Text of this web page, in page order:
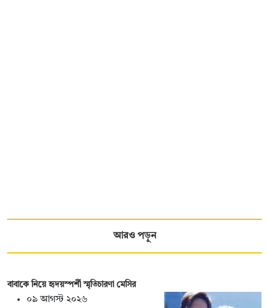
আরও পড়ুন
বাবাকে নিয়ে হৃদয়স্পর্শী স্মৃতিচারণা মেসির
০৯ আগস্ট ২০২৬